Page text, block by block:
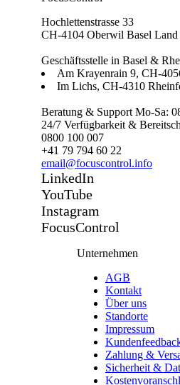
Hochlettenstrasse 33
CH-4104 Oberwil Basel Land
Geschäftsstelle in Basel &
Am Krayenrain 9, CH-
Im Lichs, CH-4310
Beratung & Support Mo-Sa:
24/7 Verfügbarkeit &
0800 100 007
+41 79 794 60 22
email@focuscontrol.info
LinkedIn
YouTube
Instagram
FocusControl
Unternehmen
AGB
Kontakt
Über uns
Standorte
Impressum
Zahlung &
Sicherheit &